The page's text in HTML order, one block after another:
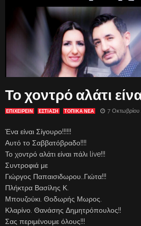
Το χοντρό αλάτι
ΕΠΙΧΕΙΡΕΙΝ ΕΣΤΊΑΣΗ ΤΟΠΙΚΑ ΝΕΑ 7 Οκτωβρίου
Ένα είναι Σίγουρο!!!!!!
Αυτό το Σαββατόβραδο!!!!
Το χοντρό αλάτι είναι πάλι live!!!
Συντροφιά με
Γιώργος Παπαισιδωρου..Γιώτα!!!
Πλήκτρα Βασίλης Κ.
Μπουζούκι. Θοδωρής Μωρος.
Κλαρίνο. Θανάσης Δημητρόπουλος!!
Σας περιμένουμε όλους!!!